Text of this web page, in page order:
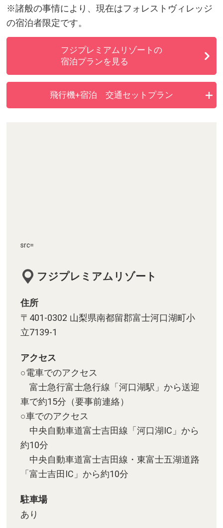
※諸般の事情により、現在はフォレストヴィレッジ
の宿泊者限定です。
フジプレミアムリゾートの
宿泊プランを見る
飛行機+宿泊 交通セットプラン
src=
フジプレミアムリゾート
住所
〒401-0302 山梨県南都留郡富士河口湖町小
立7139-1
アクセス
○電車でのアクセス
富士急行富士急行線「河口湖駅」から送迎
車で約15分（要事前連絡）
○車でのアクセス
中央自動車道富士吉田線「河口湖IC」から
約10分
中央自動車道富士吉田線・東富士五湖道路
「富士吉田IC」から約10分
駐車場
あり